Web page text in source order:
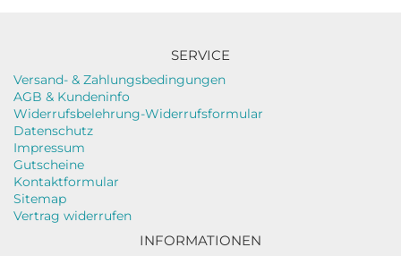
SERVICE
Versand- & Zahlungsbedingungen
AGB & Kundeninfo
Widerrufsbelehrung-Widerrufsformular
Datenschutz
Impressum
Gutscheine
Kontaktformular
Sitemap
Vertrag widerrufen
INFORMATIONEN